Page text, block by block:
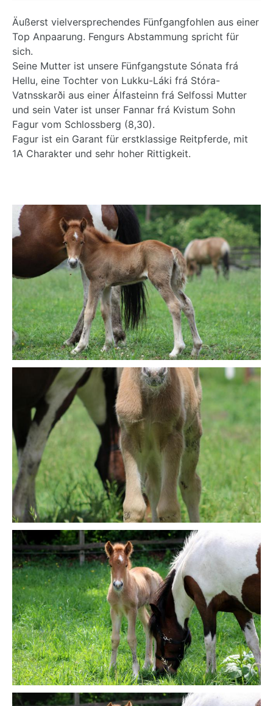
Äußerst vielversprechendes Fünfgangfohlen aus einer
Top Anpaarung. Fengurs Abstammung spricht für
sich.
Seine Mutter ist unsere Fünfgangstute Sónata frá
Hellu, eine Tochter von Lukku-Láki frá Stóra-
Vatnsskarði aus einer Álfasteinn frá Selfossi Mutter
und sein Vater ist unser Fannar frá Kvistum Sohn
Fagur vom Schlossberg (8,30).
Fagur ist ein Garant für erstklassige Reitpferde, mit
1A Charakter und sehr hoher Rittigkeit.